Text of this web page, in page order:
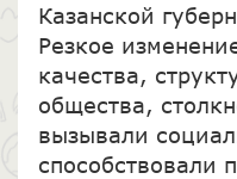
Казанской
Резкое
качества,
общества,
вызывали
способствовали